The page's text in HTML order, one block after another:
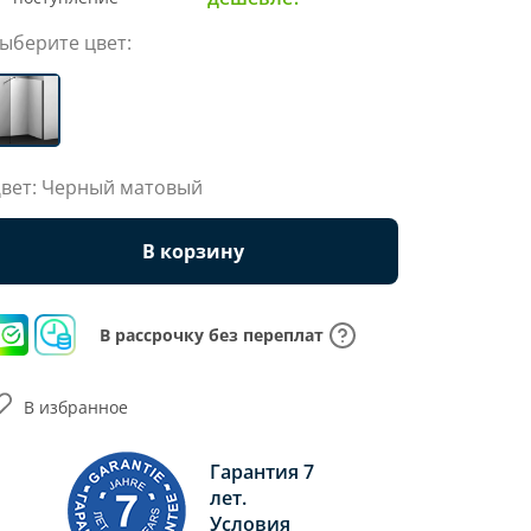
цвет:
Черный матовый
В корзину
В рассрочку без переплат
Гарантия 7
лет.
Условия
В избранное